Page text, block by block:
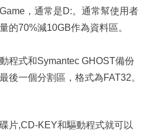
，通常是D:。通常幫使用者
的70%減10GB作為資料區。
程式和Symantec GHOST備份
後一個分割區，格式為FAT32。
片,CD-KEY和驅動程式就可以